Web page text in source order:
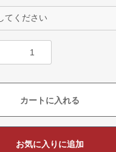
カートに入れる
お気に入りに追加